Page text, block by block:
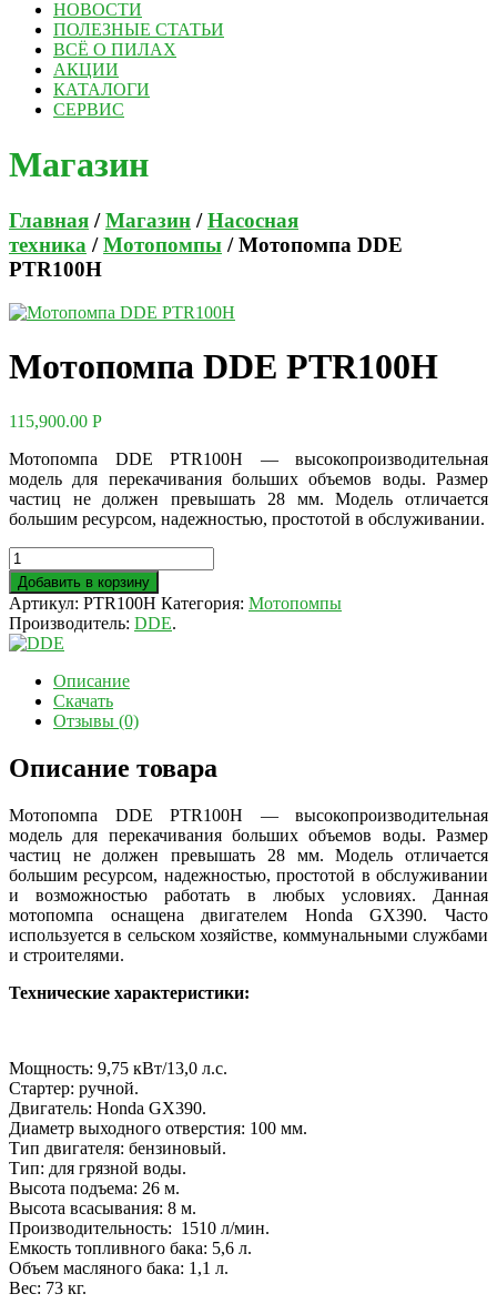
НОВОСТИ
ПОЛЕЗНЫЕ СТАТЬИ
ВСЁ О ПИЛАХ
АКЦИИ
КАТАЛОГИ
СЕРВИС
Магазин
Главная /Магазин /Насосная
техника /Мотопомпы / Мотопомпа DDE
PTR100H
Мотопомпа DDE PTR100H
115,900.00 Р
Мотопомпа DDE PTR100H — высокопроизводительная
модель для перекачивания больших объемов воды. Размер
частиц не должен превышать 28 мм. Модель отличается
большим ресурсом, надежностью, простотой в обслуживании.
Добавить в корзину
Артикул: PTR100H Категория: Мотопомпы
Производитель: DDE.
Описание
Скачать
Отзывы (0)
Описание товара
Мотопомпа DDE PTR100H — высокопроизводительная
модель для перекачивания больших объемов воды. Размер
частиц не должен превышать 28 мм. Модель отличается
большим ресурсом, надежностью, простотой в обслуживании
и возможностью работать в любых условиях. Данная
мотопомпа оснащена двигателем Honda GX390. Часто
используется в сельском хозяйстве, коммунальными службами
и строителями.
Технические характеристики:
Мощность: 9,75 кВт/13,0 л.с.
Стартер: ручной.
Двигатель: Honda GX390.
Диаметр выходного отверстия: 100 мм.
Тип двигателя: бензиновый.
Тип: для грязной воды.
Высота подъема: 26 м.
Высота всасывания: 8 м.
Производительность: 1510 л/мин.
Емкость топливного бака: 5,6 л.
Объем масляного бака: 1 ,1 л.
Вес: 73 кг.